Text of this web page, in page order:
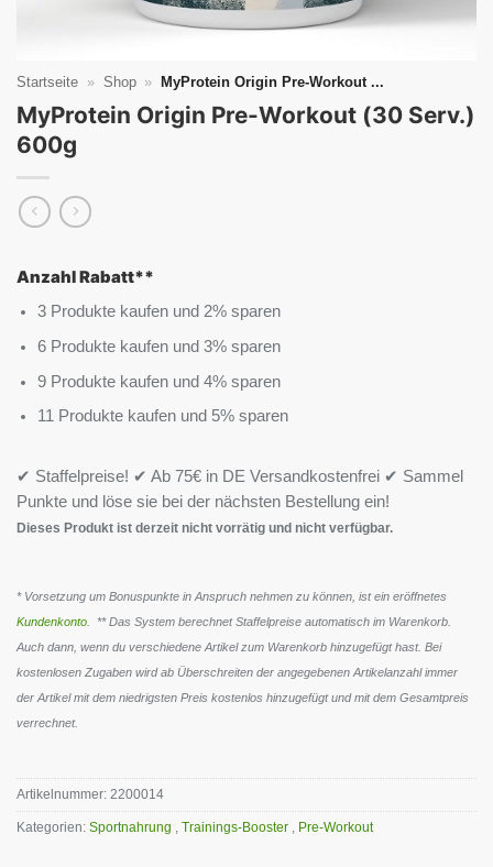
Startseite » Shop » MyProtein Origin Pre-Workout ...
MyProtein Origin Pre-Workout (30 Serv.)
600g
Anzahl Rabatt**
3 Produkte kaufen und 2% sparen
6 Produkte kaufen und 3% sparen
9 Produkte kaufen und 4% sparen
11 Produkte kaufen und 5% sparen
✔ Staffelpreise! ✔ Ab 75€ in DE Versandkostenfrei ✔ Sammel
Punkte und löse sie bei der nächsten Bestellung ein!
Dieses Produkt ist derzeit nicht vorrätig und nicht verfügbar.
* Vorsetzung um Bonuspunkte in Anspruch nehmen zu können, ist ein eröffnetes
Kundenkonto . ** Das System berechnet Staffelpreise automatisch im Warenkorb.
Auch dann, wenn du verschiedene Artikel zum Warenkorb hinzugefügt hast. Bei
kostenlosen Zugaben wird ab Überschreiten der angegebenen Artikelanzahl immer
der Artikel mit dem niedrigsten Preis kostenlos hinzugefügt und mit dem Gesamtpreis
verrechnet.
Artikelnummer: 2200014
Kategorien: Sportnahrung Trainings-Booster Pre-Workout